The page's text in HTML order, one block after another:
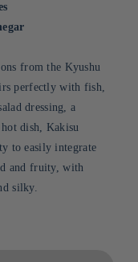
from the Kyushu
perfectly with fish,
dressing, a
dish, Kakisu
to easily integrate
and fruity, with
silky.